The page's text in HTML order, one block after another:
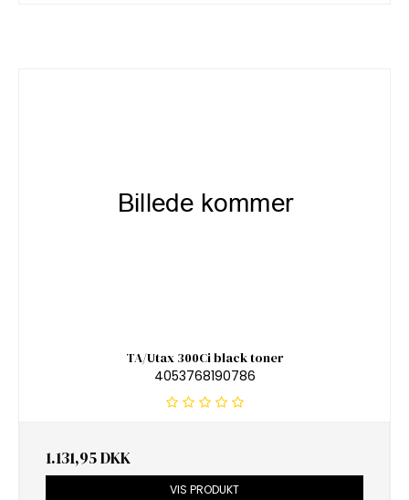
TA/Utax 300Ci black toner
4053768190786
1.131,95 DKK
VIS PRODUKT